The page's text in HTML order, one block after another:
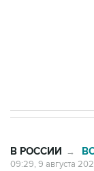
В РОССИИ →
09:29, 9 августа